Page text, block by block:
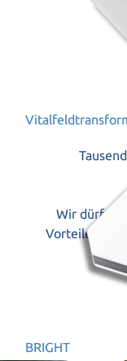
BRIGHT
Wir dürfen
Vorteile